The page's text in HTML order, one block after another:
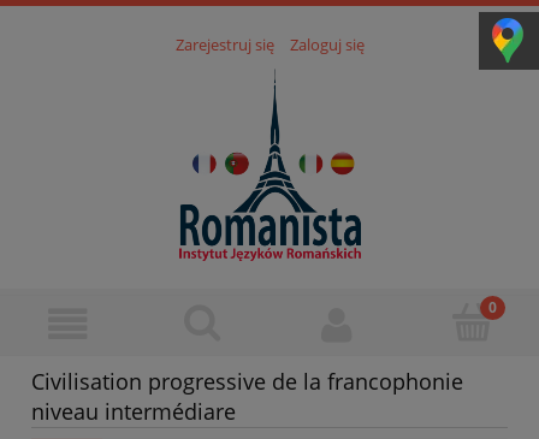
Zarejestruj się Zaloguj się
Civilisation progressive de la francophonie
niveau intermédiare